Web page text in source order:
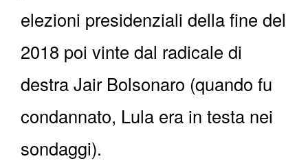
elezioni presidenziali della fine del
2018 poi vinte dal radicale di
destra Jair Bolsonaro (quando fu
condannato, Lula era in testa nei
sondaggi).